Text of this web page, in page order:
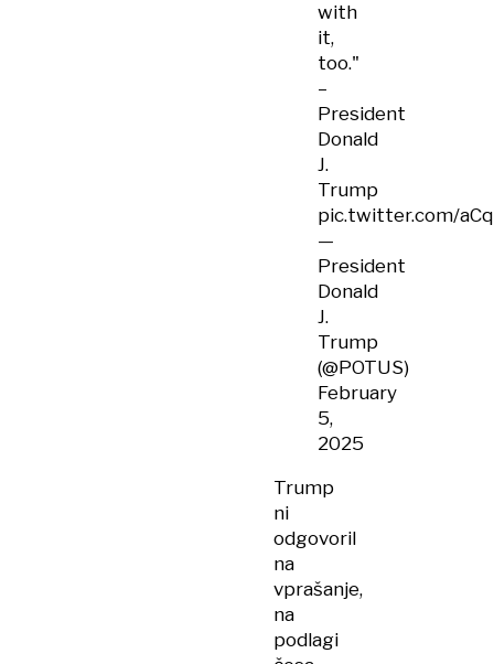
with
it,
too."
–
President
Donald
J.
Trump
pic.twitter.com/
—
President
Donald
J.
Trump
(@POTUS)
February
5,
2025
Trump
ni
odgovoril
na
vprašanje,
na
podlagi